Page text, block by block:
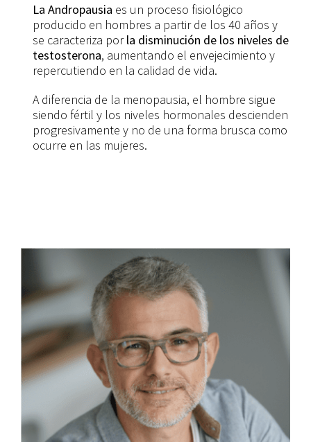
La Andropausia es un proceso fisiológico
producido en hombres a partir de los 40 años y
se caracteriza porla disminución de los niveles de
testosterona, aumentando el envejecimiento y
repercutiendo en la calidad de vida.
A diferencia de la menopausia, el hombre sigue
siendo fértil y los niveles hormonales descienden
progresivamente y no de una forma brusca como
ocurre en las mujeres.